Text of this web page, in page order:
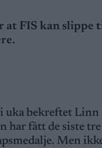
at FIS kan slippe
uka bekreftet Linn
har fått de siste
Men